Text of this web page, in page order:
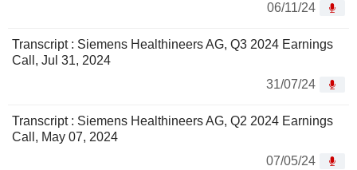
06/11/24
Transcript : Siemens Healthineers AG, Q3 2024 Earnings
Call, Jul 31, 2024
31/07/24
Transcript : Siemens Healthineers AG, Q2 2024 Earnings
Call, May 07, 2024
07/05/24